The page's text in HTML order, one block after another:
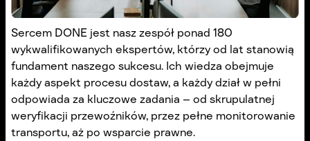
Sercem DONE jest nasz zespół ponad 180
wykwalifikowanych ekspertów, którzy od lat stanowią
fundament naszego sukcesu. Ich wiedza obejmuje
każdy aspekt procesu dostaw, a każdy dział w pełni
odpowiada za kluczowe zadania – od skrupulatnej
weryfikacji przewoźników, przez pełne monitorowanie
transportu, aż po wsparcie prawne.